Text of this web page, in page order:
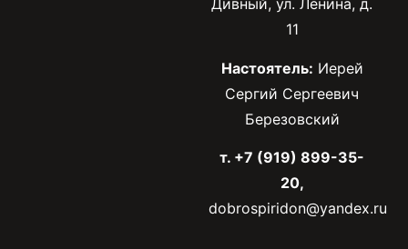
Дивный, ул. Ленина, д.
11
Настоятель: Иерей
Сергий Сергеевич
Березовский
т. +7 (919) 899-35-
20,
dobrospiridon@yandex.ru